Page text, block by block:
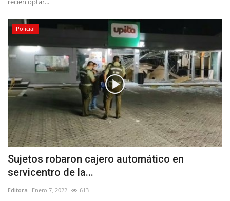
Policial
Sujetos robaron cajero automático en
servicentro de la...
Editora Enero 7, 2022 613